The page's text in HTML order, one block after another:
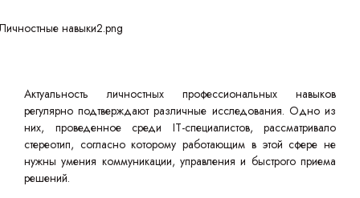
Актуальность личностных профессиональных навыков
регулярно подтверждают различные исследования. Одно из
них, проведенное среди IT-специалистов, рассматривало
стереотип, согласно которому работающим в этой сфере не
нужны умения коммуникации, управления и быстрого приема
решений.